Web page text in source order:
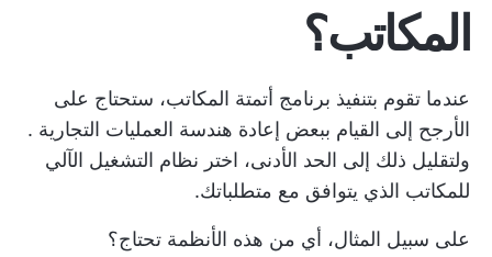
المكاتب؟
عندما تقوم بتنفيذ برنامج أتمتة المكاتب، ستحتاج على
الأرجح إلى القيام ببعض إعادة هندسة العمليات التجارية .
ولتقليل ذلك إلى الحد الأدنى، اختر نظام التشغيل الآلي
للمكاتب الذي يتوافق مع متطلباتك.
على سبيل المثال، أي من هذه الأنظمة تحتاج؟